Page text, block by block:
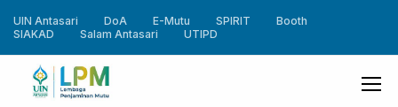
UIN Antasari DoA E-Mutu SPIRIT
Booth
SIAKAD
Salam Antasari UTIPD